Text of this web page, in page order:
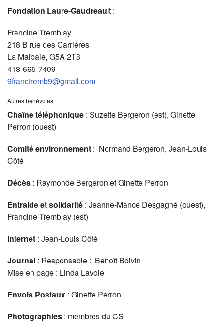
Fondation Laure-Gaudreault :
Francine Tremblay
218 B rue des Carrières
La Malbaie, G5A 2T8
418-665-7409
9franctremb9@gmail.com
Autres bénévoles
Chaîne téléphonique : Suzette Bergeron (est), Ginette
Perron (ouest)
Comité environnement : Normand Bergeron, Jean-Louis
Côté
Décès : Raymonde Bergeron et Ginette Perron
Entraide et solidarité : Jeanne-Mance Desgagné (ouest),
Francine Tremblay (est)
Internet : Jean-Louis Côté
Journal : Responsable : Benoît Boivin
Mise en page : Linda Lavoie
Envois Postaux : Ginette Perron
Photographies : membres du CS